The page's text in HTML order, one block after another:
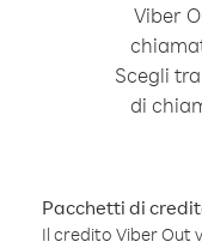
Viber
Scegli
di
Pacchetti di
Il credito Viber Out